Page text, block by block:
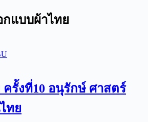
แบบผ้าไทย
รั้งที่10 อนุรักษ์ ศาสตร์
ทย